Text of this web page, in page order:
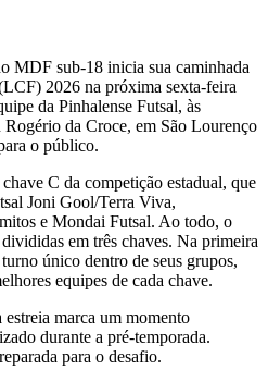
MDF sub-18 inicia sua caminhada
2026 na próxima sexta-feira
da Pinhalense Futsal, às
da Croce, em São Lourenço
o público.
C da competição estadual, que
Joni Gool/Terra Viva,
e Mondai Futsal. Ao todo, o
em três chaves. Na primeira
único dentro de seus grupos,
equipes de cada chave.
marca um momento
durante a pré-temporada.
para o desafio.